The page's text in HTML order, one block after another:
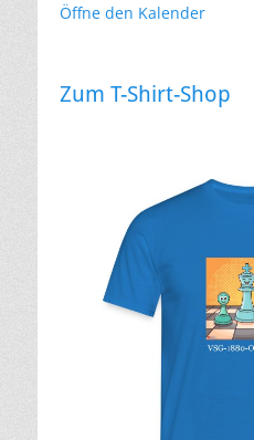
Öffne den Kalender
Zum T-Shirt-Shop